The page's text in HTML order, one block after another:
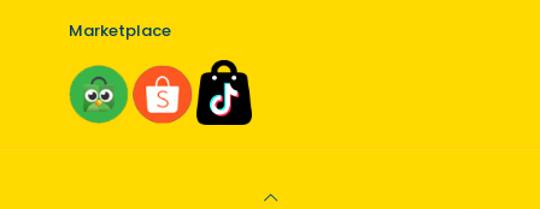
Marketplace